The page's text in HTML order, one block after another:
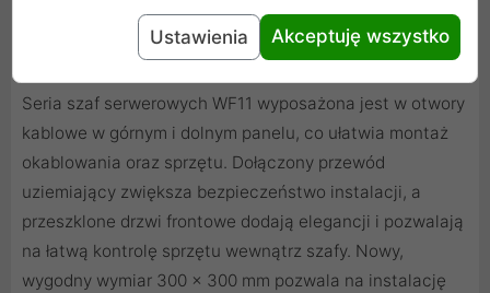
Dodatkowa funkcjonalność i nowe wymiary
Seria szaf serwerowych WF11 wyposażona jest w otwory
kablowe w górnym i dolnym panelu, co ułatwia montaż
okablowania oraz sprzętu. Dołączony przewód
uziemiający zwiększa bezpieczeństwo instalacji, a
przeszklone drzwi frontowe dodają elegancji i pozwalają
na łatwą kontrolę sprzętu wewnątrz szafy. Nowy,
wygodny wymiar 300 x 300 mm pozwala na instalację
Ustawienia Akceptuję wszystko